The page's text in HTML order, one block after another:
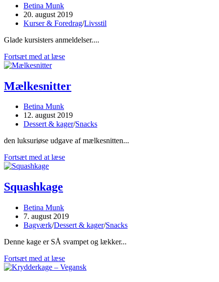
Post
author:
Betina Munk
Post
published:
20. august 2019
Post
Kurser & Foredrag/Livsstil
Glade kursisters anmeldelser....
Fortsæt med at læseAnmeldelser
Mælkesnitter
Post
author:
Betina Munk
Post
published:
12. august 2019
Post
Dessert & kager/Snacks
den luksuriøse udgave af mælkesnitten...
Fortsæt med at læseMælkesnitter
Squashkage
Post
author:
Betina Munk
Post
published:
7. august 2019
Post
Bagværk/Dessert & kager/Snacks
Denne kage er SÅ svampet og lækker...
Fortsæt med at læseSquashkage